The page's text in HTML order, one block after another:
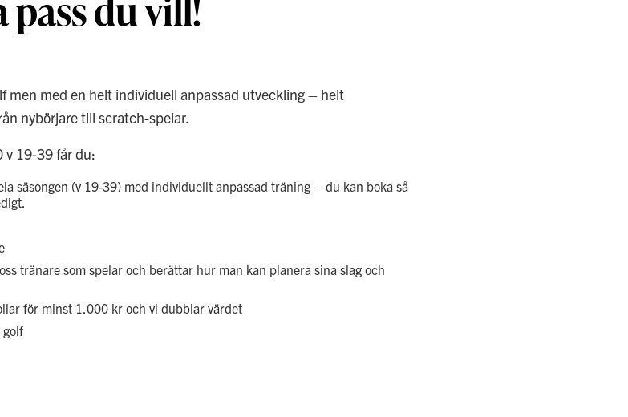
3 H
men med en helt individuell anpassad utveckling – helt
nybörjare till scratch-spelar.
v 19-39 får du:
säsongen (v 19-39) med individuellt anpassad träning – du kan boka så
tränare som spelar och berättar hur man kan planera sina slag och
för minst 1.000 kr och vi dubblar värdet
golf